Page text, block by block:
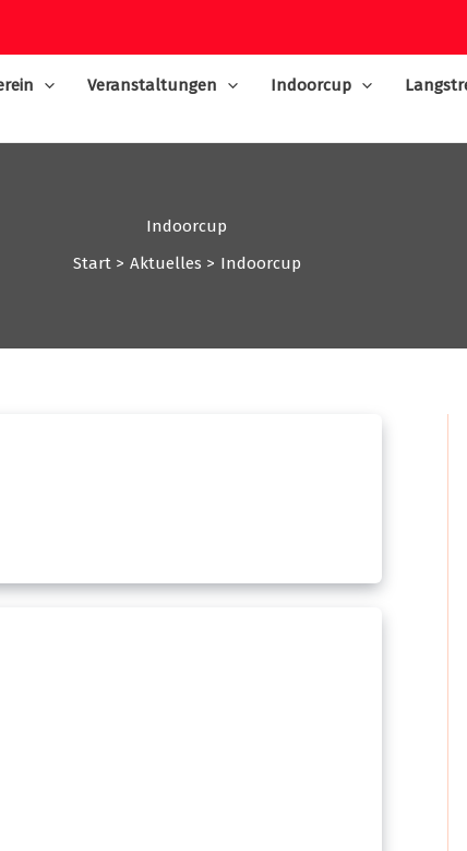
Veranstaltungen Indoorcup
Indoorcup
Start
Aktuelles Indoorcup